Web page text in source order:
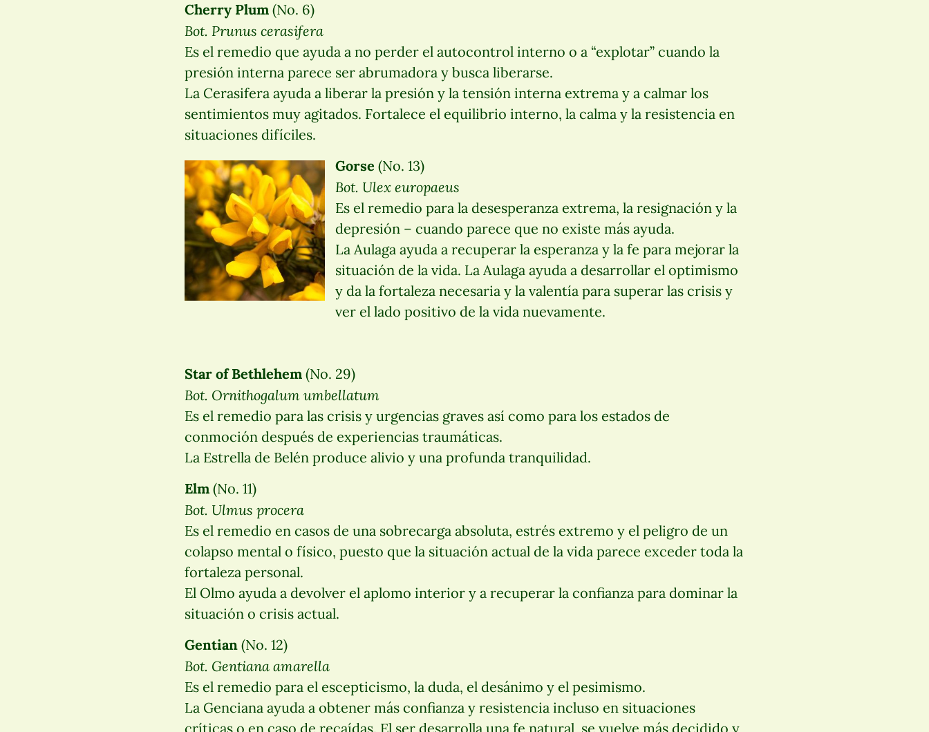
Cherry Plum (No. 6)
Bot. Prunus cerasifera
Es el remedio que ayuda a no perder el autocontrol interno o a “explotar” cuando la
presión interna parece ser abrumadora y busca liberarse.
La Cerasifera ayuda a liberar la presión y la tensión interna extrema y a calmar los
sentimientos muy agitados. Fortalece el equilibrio interno, la calma y la resistencia en
situaciones difíciles.
Gorse (No. 13)
Bot. Ulex europaeus
Es el remedio para la desesperanza extrema, la resignación y la
depresión – cuando parece que no existe más ayuda.
La Aulaga ayuda a recuperar la esperanza y la fe para mejorar la
situación de la vida. La Aulaga ayuda a desarrollar el optimismo
y da la fortaleza necesaria y la valentía para superar las crisis y
ver el lado positivo de la vida nuevamente.
Star of Bethlehem (No. 29)
Bot. Ornithogalum umbellatum
Es el remedio para las crisis y urgencias graves así como para los estados de
conmoción después de experiencias traumáticas.
La Estrella de Belén produce alivio y una profunda tranquilidad.
Elm (No. 11)
Bot. Ulmus procera
Es el remedio en casos de una sobrecarga absoluta, estrés extremo y el peligro de un
colapso mental o físico, puesto que la situación actual de la vida parece exceder toda la
fortaleza personal.
El Olmo ayuda a devolver el aplomo interior y a recuperar la confianza para dominar la
situación o crisis actual.
Gentian (No. 12)
Bot. Gentiana amarella
Es el remedio para el escepticismo, la duda, el desánimo y el pesimismo.
La Genciana ayuda a obtener más confianza y resistencia incluso en situaciones
críticas o en caso de recaídas. El ser desarrolla una fe natural, se vuelve más decidido y